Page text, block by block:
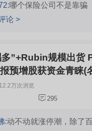
哪个保险公司不是靠骗
论 >
预增股获资金青睐(
12.2万次浏览
295
:动不动就涨停潮，除了